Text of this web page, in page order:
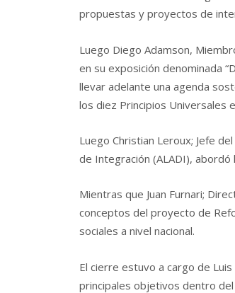
propuestas y proyectos de
Luego Diego Adamson,
en su exposición denominada
llevar adelante una agenda
los diez Principios Universales
Luego Christian Leroux; Jefe
de Integración (ALADI), abordó
Mientras que Juan Furnari;
conceptos del proyecto de
sociales a nivel nacional.
El cierre estuvo a cargo de
principales objetivos dentro